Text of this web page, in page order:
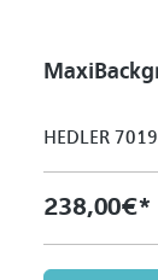
HEDLER 7019
238,00 €*